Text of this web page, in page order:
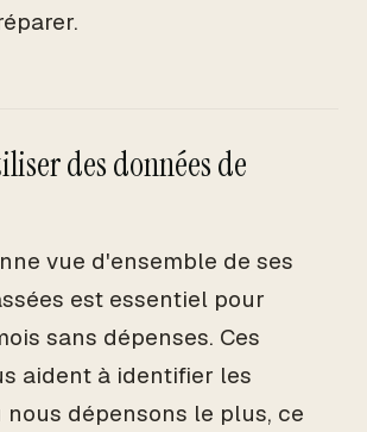
des données de
vue d'ensemble de ses
est essentiel pour
sans dépenses. Ces
aident à identifier les
nous dépensons le plus, ce